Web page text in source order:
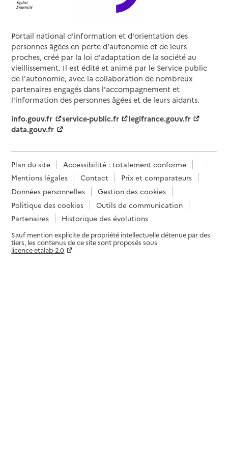
Portail national d'information et d'orientation des
personnes âgées en perte d'autonomie et de leurs
proches, créé par la loi d'adaptation de la société au
vieillissement. Il est édité et animé par le Service public
de l'autonomie, avec la collaboration de nombreux
partenaires engagés dans l'accompagnement et
l'information des personnes âgées et de leurs aidants.
info.gouv.fr
service-public.fr
legifrance.gouv.fr
data.gouv.fr
Plan du site
Accessibilité : totalement conforme
Mentions légales
Contact
Prix et comparateurs
Données personnelles
Gestion des cookies
Politique des cookies
Outils de communication
Partenaires
Historique des évolutions
Sauf mention explicite de propriété intellectuelle détenue par des
tiers, les contenus de ce site sont proposés sous
licence etalab-2.0